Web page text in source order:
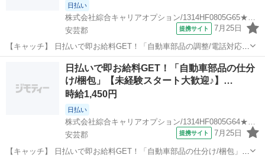
日払い
安芸郡
提携サイト 7月25日
【キャッチ】 日払いで即お給料GET！「自動車部品の調整/電話対応」
【未経験でも大丈夫☆】モノ足りない方に・残業20H未満♪好きな髪色
でOK♪高時給1180円！ 【コメント】 弊社なら事前の職場見学が多
数！お仕事安心スター...
安芸郡 一般事務
日払いで即お給料GET！「自動車部品の仕分
け/梱包」【未経験スタート大歓迎♪】…
時給1,450円
日払い
株式会社綜合キャリアオプション/1314HF0805G64★79-S
安芸郡
提携サイト 7月25日
【キャッチ】 日払いで即お給料GET！「自動車部品の仕分け/梱包」